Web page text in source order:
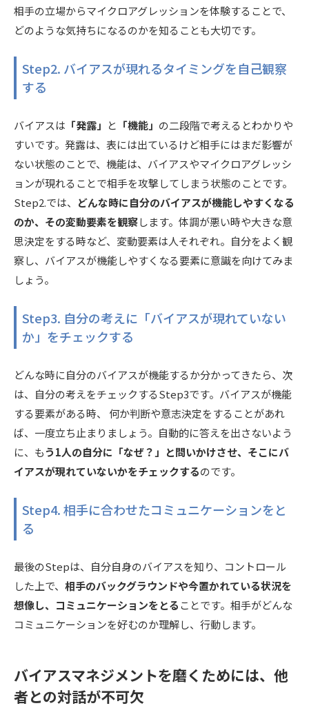
相手の立場からマイクロアグレッションを体験することで、
どのような気持ちになるのかを知ることも大切です。
Step2. バイアスが現れるタイミングを自己観察
する
バイアスは 「発露」 と 「機能」 の二段階で考えるとわかりや
すいです。発露は、表には出ているけど相手にはまだ影響が
ない状態のことで、機能は、バイアスやマイクロアグレッシ
ョンが現れることで相手を攻撃してしまう状態のことです。
Step2.では、 どんな時に自分のバイアスが機能しやすくなる
のか、その変動要素を観察します。体調が悪い時や大きな意
思決定をする時など、変動要素は人それぞれ。自分をよく観
察し、バイアスが機能しやすくなる要素に意識を向けてみま
しょう。
Step3. 自分の考えに「バイアスが現れていない
か」をチェックする
どんな時に自分のバイアスが機能するか分かってきたら、次
は、自分の考えをチェックするStep3です。バイアスが機能
する要素がある時、 何か判断や意志決定をすることがあれ
ば、一度立ち止まりましょう。自動的に答えを出さないよう
に、もう1人の自分に「なぜ？」と問いかけさせ、そこにバ
イアスが現れていないかをチェックするのです。
Step4. 相手に合わせたコミュニケーションをと
る
最後のStepは、自分自身のバイアスを知り、コントロール
した上で、 相手のバックグラウンドや今置かれている状況を
想像し、コミュニケーションをとることです。相手がどんな
コミュニケーションを好むのか理解し、行動します。
バイアスマネジメントを磨くためには、他
者との対話が不可欠